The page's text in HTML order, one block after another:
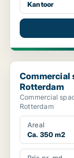
Kantoor
Commercial space
Commercial
Rotterdam
Commercial
Rotterdam
Areal
Ca. 350 m2